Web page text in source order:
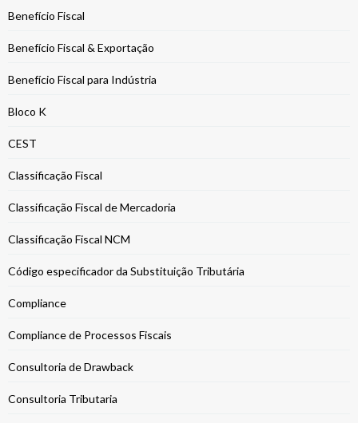
Benefício Fiscal
Benefício Fiscal & Exportação
Benefício Fiscal para Indústria
Bloco K
CEST
Classificação Fiscal
Classificação Fiscal de Mercadoria
Classificação Fiscal NCM
Código especificador da Substituição Tributária
Compliance
Compliance de Processos Fiscais
Consultoria de Drawback
Consultoria Tributaria